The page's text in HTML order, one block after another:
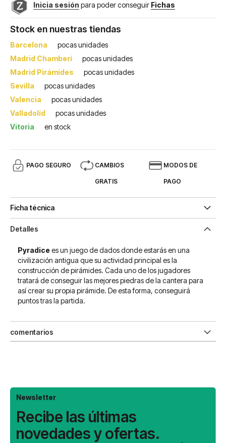
Inicia sesión para poder conseguir Fichas
Stock en nuestras tiendas
Barcelona
pocas unidades
Madrid Chamberí
pocas unidades
Madrid Pirámides
pocas unidades
Sevilla
pocas unidades
Valencia
pocas unidades
Valladolid
pocas unidades
Vitoria
en stock
PAGO SEGURO CAMBIOS
GRATIS
MODOS DE
PAGO
Ficha técnica
Detalles
Pyradice es un juego de dados donde estarás en una
civilización antigua que su actividad principal es la
construcción de pirámides. Cada uno de los jugadores
tratará de conseguir las mejores piedras de la cantera para
así crear su propia pirámide. De esta forma, conseguirá
puntos tras la partida.
comentarios
Newsletter
Recibe las últimas
novedades y ofertas.